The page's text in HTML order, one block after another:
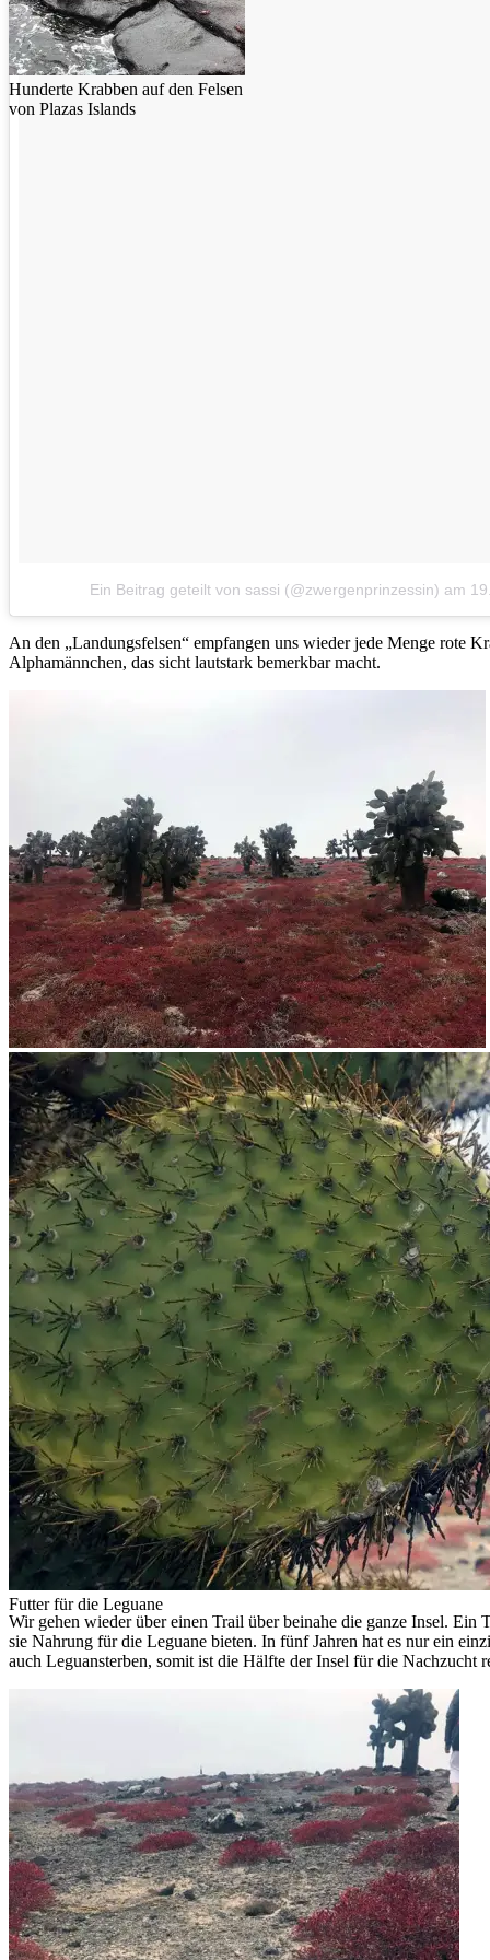
Hunderte Krabben auf den Felsen
von Plazas Islands
Ein Beitrag geteilt von sassi (@zwergenprinzessin) am
An den „Landungsfelsen“ empfangen uns wieder jede Menge rote
Alphamännchen, das sicht lautstark bemerkbar macht.
Kakteen ohne Ende
Kakteenzucht auf Plazas Island
Wunderschöne Kakteen und rote
Sträucher weit und breit
Futter für die Leguane
Wir gehen wieder über einen Trail über beinahe die ganze Insel.
sie Nahrung für die Leguane bieten. In fünf Jahren hat es nur ein
auch Leguansterben, somit ist die Hälfte der Insel für die Nachzucht